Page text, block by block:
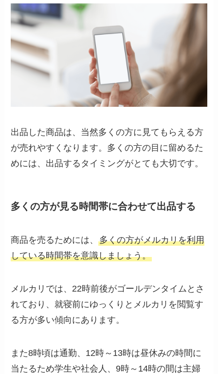
出品した商品は、当然多くの方に見てもらえる方
が売れやすくなります。多くの方の目に留めるた
めには、出品するタイミングがとても大切です。
多くの方が見る時間帯に合わせて出品する
商品を売るためには、多くの方がメルカリを利用
している時間帯を意識しましょう。
メルカリでは、22時前後がゴールデンタイムとさ
れており、就寝前にゆっくりとメルカリを閲覧す
る方が多い傾向にあります。
また8時頃は通勤、12時～13時は昼休みの時間に
当たるため学生や社会人、9時～14時の間は主婦